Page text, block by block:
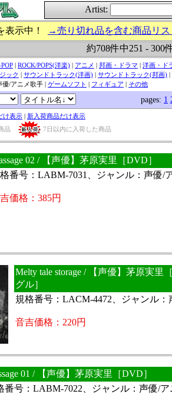
Artist:
表示中！
→売り切れ品を含む商品リ
約708件中251 - 300
POP | ROCK/POPS(洋楽) | アニメ | 邦画・ドラマ | 洋画・ド
ック | サウンドトラック(洋画) | サウンドトラック(邦画) |
優/アニメ歌手 | ゲームソフト | フィギュア | その他
pages: 1
け表示 | 新入荷商品だけ表示
品
7日以内に入荷した商品
02 / 【声優】茅原実里［DVD］
番号：LABM-7031、ジャンル：声優/
価格：385円
Melty tale storage / 【声優】茅原実里
グル］
規格番号：LACM-4472、ジャンル：
音吉価格：220円
01 / 【声優】茅原実里［DVD］
番号：LABM-7022、ジャンル：声優/